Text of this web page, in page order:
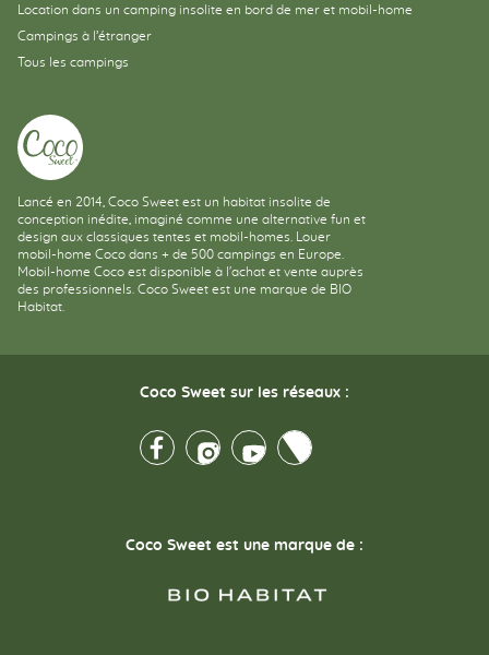
Location dans un camping insolite en bord de mer et mobil-home
Campings à l’étranger
Tous les campings
Lancé en 2014, Coco Sweet est un habitat insolite de
conception inédite, imaginé comme une alternative fun et
design aux classiques tentes et mobil-homes. Louer
mobil-home Coco dans + de 500 campings en Europe.
Mobil-home Coco est disponible à l'achat et vente auprès
des professionnels. Coco Sweet est une marque de BIO
Habitat.
Coco Sweet sur les réseaux :
FacebookInstagramYoutubeTwitter
Coco Sweet est une marque de :